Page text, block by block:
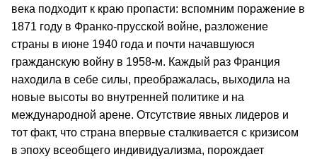
века подходит к краю пропасти: вспомним поражение в
1871 году в Франко-прусской войне, разложение
страны в июне 1940 года и почти начавшуюся
гражданскую войну в 1958-м. Каждый раз Франция
находила в себе силы, преображалась, выходила на
новые высоты во внутренней политике и на
международной арене. Отсутствие явных лидеров и
тот факт, что страна впервые сталкивается с кризисом
в эпоху всеобщего индивидуализма, порождает